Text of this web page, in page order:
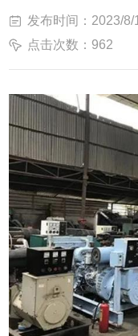
发布时间：2023/8/
点击次数：962